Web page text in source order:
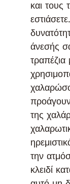
και τους
άνεσής
της
την
κλειδί